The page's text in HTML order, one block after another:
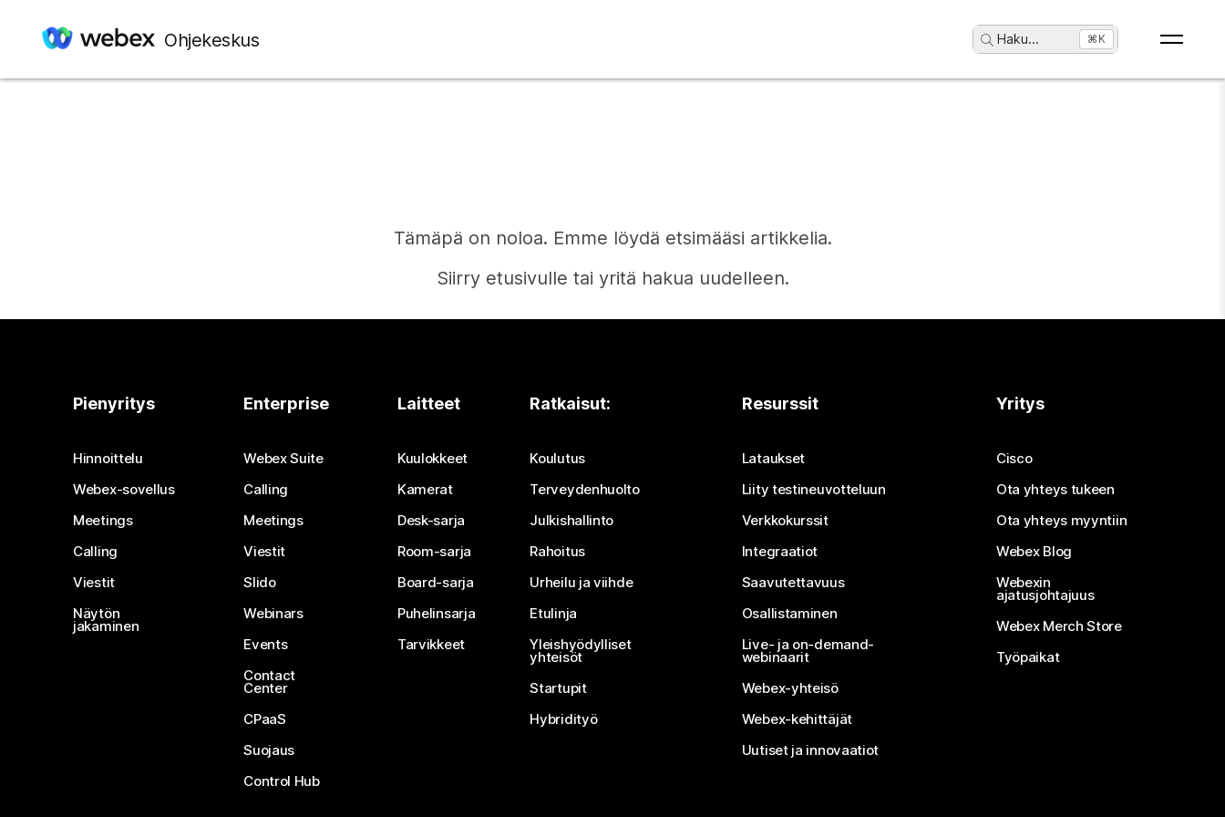
Ohjekeskus Haku... ⌘K
Tämäpä on noloa. Emme löydä etsimääsi artikkelia.
Siirry etusivulle tai yritä hakua uudelleen.
Tarvitsetko vastauksen?
Lähetä kysymys
Pienyritys
Hinnoittelu
Webex-sovellus
Meetings
Calling
Viestit
Näytön
jakaminen
Enterprise
Webex Suite
Calling
Meetings
Viestit
Slido
Webinars
Events
Contact
Center
CPaaS
Suojaus
Control Hub
Laitteet
Kuulokkeet
Kamerat
Desk-sarja
Room-sarja
Board-sarja
Puhelinsarja
Tarvikkeet
Ratkaisut:
Koulutus
Terveydenhuolto
Julkishallinto
Rahoitus
Urheilu ja viihde
Etulinja
Yleishyödylliset
yhteisöt
Startupit
Hybridityö
Resurssit
Lataukset
Liity testineuvotteluun
Verkkokurssit
Integraatiot
Saavutettavuus
Osallistaminen
Live- ja on-demand-
webinaarit
Webex-yhteisö
Webex-kehittäjät
Uutiset ja innovaatiot
Yritys
Cisco
Ota yhteys tukeen
Ota yhteys myyntiin
Webex Blog
Webexin
ajatusjohtajuus
Webex Merch Store
Työpaikat